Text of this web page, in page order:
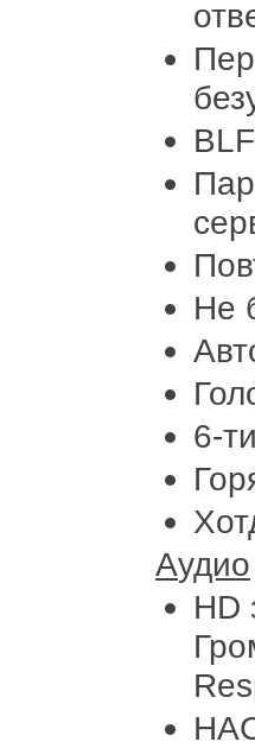
BLF
Не
6-
Аудио
HD